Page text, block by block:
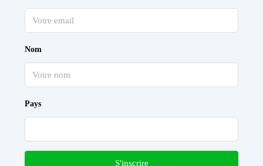
Nom
Pays
S'inscrire